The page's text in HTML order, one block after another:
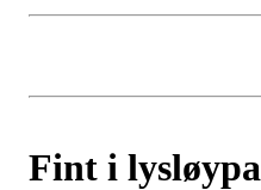
Fint i lysløypa